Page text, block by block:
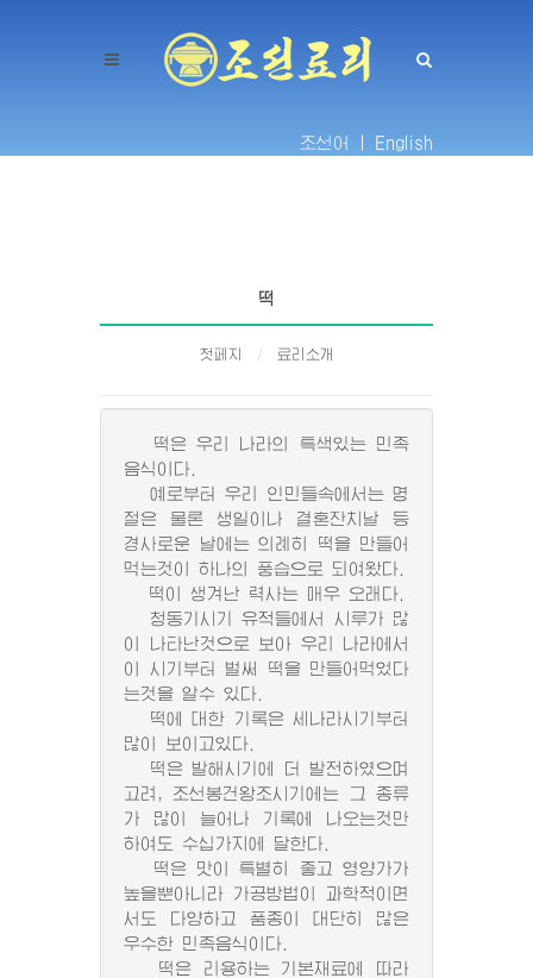
조선어 | English
떡
첫페지 료리소개
떡은 우리 나라의 특색있는 민족
음식이다.
예로부터 우리 인민들속에서는 명
절은 물론 생일이나 결혼잔치날 등
경사로운 날에는 의례히 떡을 만들어
먹는것이 하나의 풍습으로 되여왔다.
떡이 생겨난 력사는 매우 오래다.
청동기시기 유적들에서 시루가 많
이 나타난것으로 보아 우리 나라에서
이 시기부터 벌써 떡을 만들어먹었다
는것을 알수 있다.
떡에 대한 기록은 세나라시기부터
많이 보이고있다.
떡은 발해시기에 더 발전하였으며
고려, 조선봉건왕조시기에는 그 종류
가 많이 늘어나 기록에 나오는것만
하여도 수십가지에 달한다.
떡은 맛이 특별히 좋고 영양가가
높을뿐아니라 가공방법이 과학적이면
서도 다양하고 품종이 대단히 많은
우수한 민족음식이다.
떡은 리용하는 기본재료에 따라